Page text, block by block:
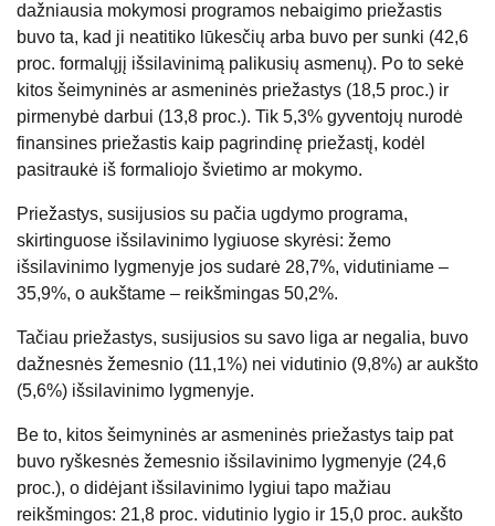
dažniausia mokymosi programos nebaigimo priežastis
buvo ta, kad ji neatitiko lūkesčių arba buvo per sunki (42,6
proc. formalųjį išsilavinimą palikusių asmenų). Po to sekė
kitos šeimyninės ar asmeninės priežastys (18,5 proc.) ir
pirmenybė darbui (13,8 proc.). Tik 5,3% gyventojų nurodė
finansines priežastis kaip pagrindinę priežastį, kodėl
pasitraukė iš formaliojo švietimo ar mokymo.
Priežastys, susijusios su pačia ugdymo programa,
skirtinguose išsilavinimo lygiuose skyrėsi: žemo
išsilavinimo lygmenyje jos sudarė 28,7%, vidutiniame –
35,9%, o aukštame – reikšmingas 50,2%.
Tačiau priežastys, susijusios su savo liga ar negalia, buvo
dažnesnės žemesnio (11,1%) nei vidutinio (9,8%) ar aukšto
(5,6%) išsilavinimo lygmenyje.
Be to, kitos šeimyninės ar asmeninės priežastys taip pat
buvo ryškesnės žemesnio išsilavinimo lygmenyje (24,6
proc.), o didėjant išsilavinimo lygiui tapo mažiau
reikšmingos: 21,8 proc. vidutinio lygio ir 15,0 proc. aukšto